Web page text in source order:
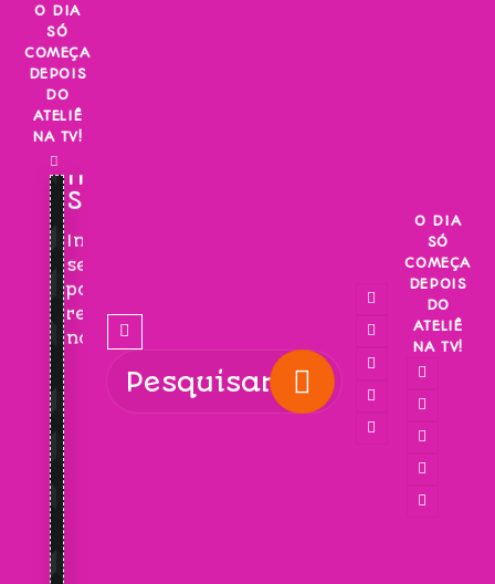
Skip
content
O DIA
SÓ
COMEÇA
DEPOIS
DO
ATELIÊ
NA TV!
INSCREVA-
SE!
Inscreva-
se
para
receber
novidades!
O DIA
SÓ
COMEÇA
DEPOIS
DO
ATELIÊ
NA TV!